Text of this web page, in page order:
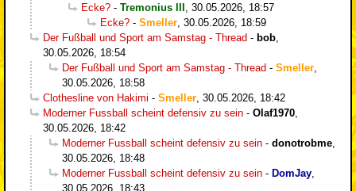
Ecke? - Tremonius III
30.05.2026, 18:57
Ecke? - Smeller 30.05.2026, 18:59
Der Fußball und Sport am Samstag - Thread - bob
30.05.2026, 18:54
Der Fußball und Sport am Samstag - Thread - Smeller
30.05.2026, 18:58
Clothesline von Hakimi - Smeller 30.05.2026, 18:42
Moderner Fussball scheint defensiv zu sein - Olaf1970
30.05.2026, 18:42
Moderner Fussball scheint defensiv zu sein - donotrobme
30.05.2026, 18:48
Moderner Fussball scheint defensiv zu sein - DomJay
30.05.2026, 18:43